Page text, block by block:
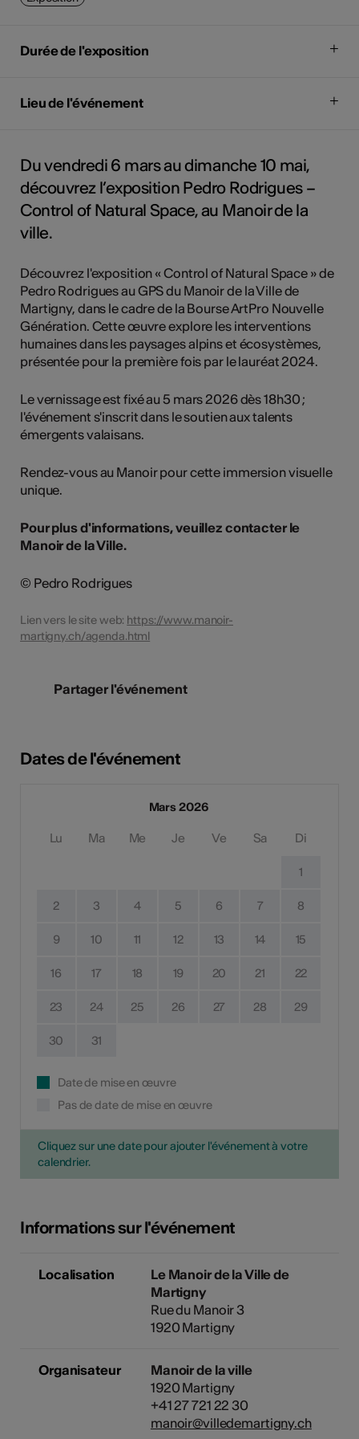
Durée de l'exposition
Lieu de l'événement
Du vendredi 6 mars au dimanche 10 mai,
découvrez l’exposition Pedro Rodrigues –
Control of Natural Space, au Manoir de la
ville.
Découvrez l'exposition « Control of Natural Space » de
Pedro Rodrigues au GPS du Manoir de la Ville de
Martigny, dans le cadre de la Bourse ArtPro Nouvelle
Génération. Cette œuvre explore les interventions
humaines dans les paysages alpins et écosystèmes,
présentée pour la première fois par le lauréat 2024.
Le vernissage est fixé au 5 mars 2026 dès 18h30 ;
l'événement s'inscrit dans le soutien aux talents
émergents valaisans.
Rendez-vous au Manoir pour cette immersion visuelle
unique.
Pour plus d'informations, veuillez contacter le
Manoir de la Ville.
© Pedro Rodrigues
Lien vers le site web: https://www.manoir-
martigny.ch/agenda.html
Partager l'événement
Dates de l'événement
Mars 2026
Lu Ma Me Je Ve Sa Di
1
2 3 4 5 6 7 8
9 10 11 12 13 14 15
16 17 18 19 20 21 22
23 24 25 26 27 28 29
30 31
Date de mise en œuvre
Pas de date de mise en œuvre
Cliquez sur une date pour ajouter l'événement à votre
calendrier.
Informations sur l'événement
Localisation
Le Manoir de la Ville de
Martigny
Rue du Manoir 3
1920 Martigny
Organisateur
Manoir de la ville
1920 Martigny
+41 27 721 22 30
manoir@villedemartigny.ch